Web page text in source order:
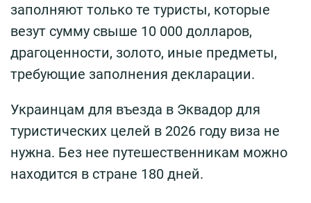
заполняют только те туристы, которые
везут сумму свыше 10 000 долларов,
драгоценности, золото, иные предметы,
требующие заполнения декларации.
Украинцам для въезда в Эквадор для
туристических целей в 2026 году виза не
нужна. Без нее путешественникам можно
находится в стране 180 дней.